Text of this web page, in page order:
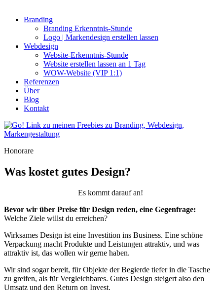
Branding
Branding Erkenntnis-Stunde
Logo | Markendesign erstellen lassen
Webdesign
Website-Erkenntnis-Stunde
Website erstellen lassen an 1 Tag
WOW-Website (VIP 1:1)
Referenzen
Über
Blog
Kontakt
Honorare
Was kostet gutes Design?
Es kommt darauf an!
Bevor wir über Preise für Design reden, eine Gegenfrage:
Welche Ziele willst du erreichen?
Wirksames Design ist eine Investition ins Business. Eine schöne
Verpackung macht Produkte und Leistungen attraktiv, und was
attraktiv ist, das wollen wir gerne haben.
Wir sind sogar bereit, für Objekte der Begierde tiefer in die Tasche
zu greifen, als für Vergleichbares. Gutes Design steigert also den
Umsatz und den Return on Invest.